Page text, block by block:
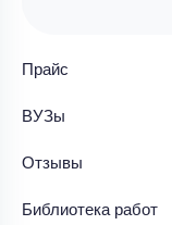
Прайс
ВУЗы
Отзывы
Библиотека работ